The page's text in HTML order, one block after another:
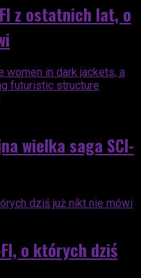
z ostatnich lat, o
wielka saga SCI-
o których dziś